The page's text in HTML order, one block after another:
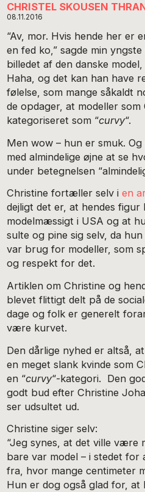
CHRISTEL SKOUSEN
08.11.2016
“Av, mor. Hvis hende her er
en fed ko,” sagde min
billedet af den danske
Haha, og det kan han have
følelse, som mange såkaldt
de opdager, at modeller
kategoriseret som “curvy“.
Men wow – hun er smuk.
med almindelige øjne at se
under betegnelsen
Christine fortæller selv ien
dejligt det er, at hendes
modelmæssigt i USA og at
sulte og pine sig selv, da
var brug for modeller, som
og respekt for det.
Artiklen om Christine og
blevet flittigt delt på de
dage og folk er generelt
være kurvet.
Den dårlige nyhed er altså,
en meget slank kvinde som
en “curvy“-kategori. Den
godt bud efter Christine
ser udsultet ud.
Christine siger selv:
“Jeg synes, at det ville være
bare var model – i stedet for
fra, hvor mange centimeter
Hun er dog også glad for, at